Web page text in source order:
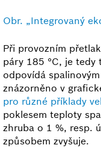
Obr. „Integrovaný
Při provozním
páry 185 °C, je tedy
odpovídá
znázorněno v
pro různé příklady
poklesem teploty
zhruba o 1 %, resp.
způsobem zvyšuje.